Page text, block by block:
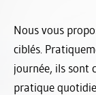
Nous vous
ciblés.
journée, ils sont
pratique